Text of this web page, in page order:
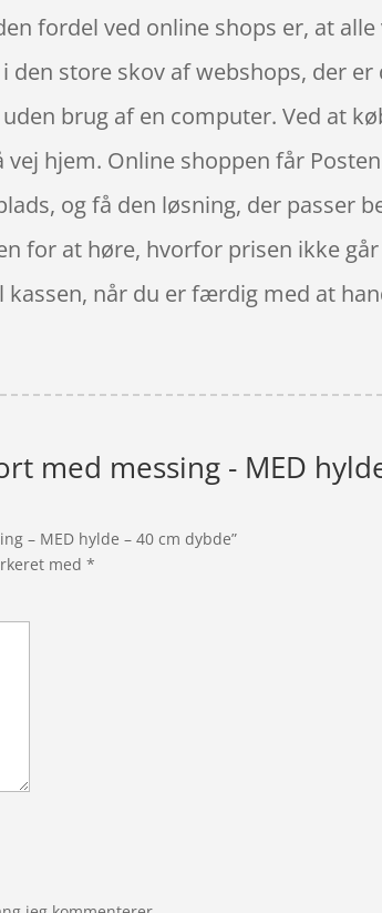
fordel ved online shops er, at
store skov af webshops, der
brug af en computer. Ved at
hjem. Online shoppen får
og få den løsning, der passer
for at høre, hvorfor prisen ikke
når du er færdig med at
med messing - MED
– MED hylde – 40 cm dybde”
med*